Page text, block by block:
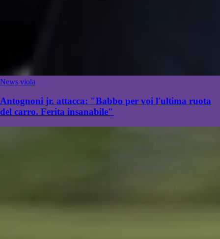
News viola
Antognoni jr. attacca: "Babbo per voi l'ultima ruota
del carro. Ferita insanabile"